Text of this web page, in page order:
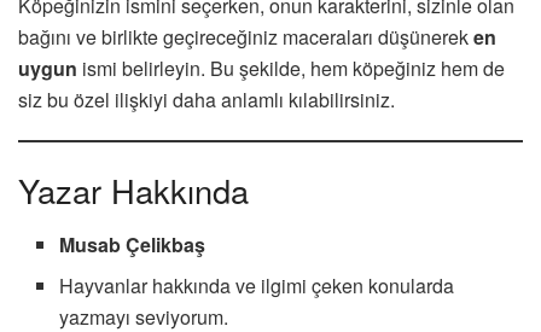
bağını ve birlikte geçireceğiniz maceraları düşünereken
uygun ismi belirleyin. Bu şekilde, hem köpeğiniz hem de
siz bu özel ilişkiyi daha anlamlı kılabilirsiniz.
Yazar Hakkında
Musab Çelikbaş
Hayvanlar hakkında ve ilgimi çeken konularda
yazmayı seviyorum.